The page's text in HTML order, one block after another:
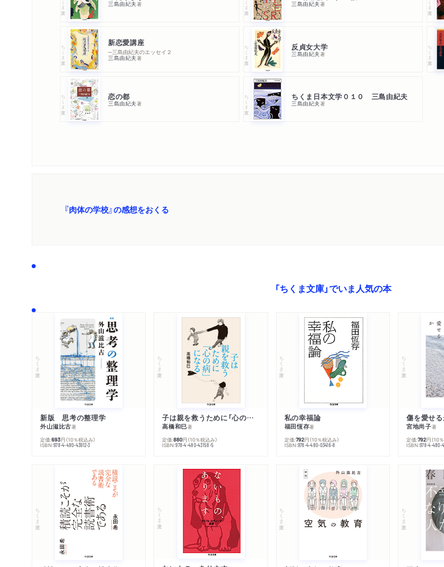
三島由紀夫著 三島由紀夫著
ちくま文庫 新恋愛講座
─三島由紀夫のエッセイ２
三島由紀夫著
ちくま文庫 反貞女大学
三島由紀夫著 ちくま文庫
ちくま文庫 恋の都
三島由紀夫著 ちくま文庫 ちくま日本文学０１０ 三島由紀夫
三島由紀夫著
『肉体の学校』の感想をおくる
「ちくま文庫」でいま人気の本
ちくま文庫
新版 思考の整理学
外山滋比古著
定価:693円 （10％税込み）
ISBN:978-4-480-43912-3
ちくま文庫
子は親を救うために「心の病」になる
高橋和巳著
定価:880円 （10％税込み）
ISBN:978-4-480-43158-5
ちくま文庫
私の幸福論
福田恆存著
定価:792円 （10％税込み）
ISBN:978-4-480-03416-8
ちくま文庫
傷を愛せ
宮地尚子著
定価:792円 （10
ISBN:978-4-480-
ちくま文庫 ちくま文庫 ちくま文庫 ちくま文庫